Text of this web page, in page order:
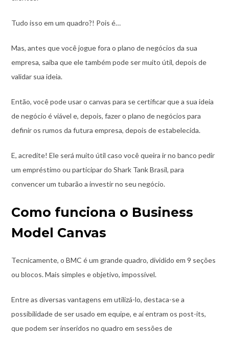
Tudo isso em um quadro?! Pois é…
Mas, antes que você jogue fora o plano de negócios da sua
empresa, saiba que ele também pode ser muito útil, depois de
validar sua ideia.
Então, você pode usar o canvas para se certificar que a sua ideia
de negócio é viável e, depois, fazer o plano de negócios para
definir os rumos da futura empresa, depois de estabelecida.
E, acredite! Ele será muito útil caso você queira ir no banco pedir
um empréstimo ou participar do Shark Tank Brasil, para
convencer um tubarão a investir no seu negócio.
Como funciona o Business
Model Canvas
Tecnicamente, o BMC é um grande quadro, dividido em 9 seções
ou blocos. Mais simples e objetivo, impossível.
Entre as diversas vantagens em utilizá-lo, destaca-se a
possibilidade de ser usado em equipe, e aí entram os post-its,
que podem ser inseridos no quadro em sessões de